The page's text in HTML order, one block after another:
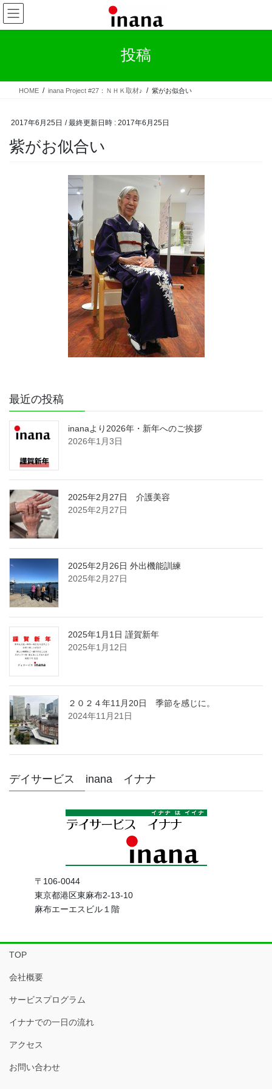
コ
ン
テ
ス
ナ
ビ
ゲ
ン
投稿
HOME inana Project #27：ＮＨＫ取材♪ 紫がお似合い
2017年6月25日 / 最終更新日時 : 2017年6月25日
紫がお似合い
最近の投稿
inanaより2026年・新年へのご挨拶
2026年1月3日
2025年2月27日 介護美容
2025年2月27日
2025年2月26日 外出機能訓練
2025年2月27日
2025年1月1日 謹賀新年
2025年1月12日
２０２４年11月20日 季節を感じに。
2024年11月21日
デイサービス inana イナナ
〒106-0044
東京都港区東麻布2-13-10
麻布エーエスビル１階
TOP
会社概要
サービスプログラム
イナナでの一日の流れ
アクセス
お問い合わせ